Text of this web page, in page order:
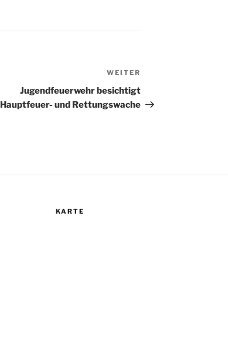
Beitrag
WEITER
Jugendfeuerwehr besichtigt
Hauptfeuer- und Rettungswache
KARTE